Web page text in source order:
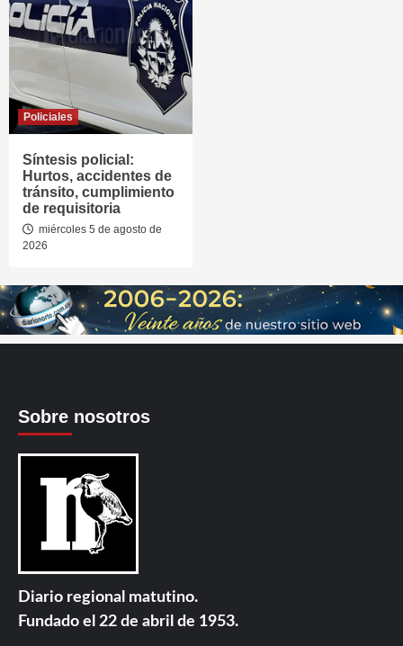
Policiales
Síntesis policial:
Hurtos, accidentes de
tránsito, cumplimiento
de requisitoria
miércoles 5 de agosto de
2026
Sobre nosotros
Diario regional matutino.
Fundado el 22 de abril de 1953.